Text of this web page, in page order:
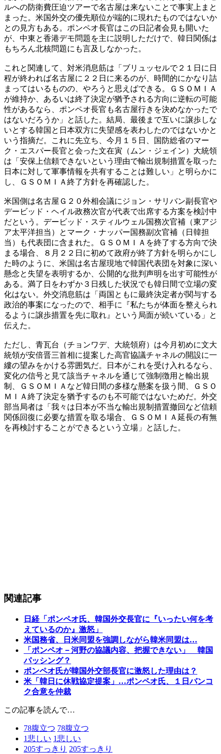
ルへの防衛費圧迫ツアーで名古屋は来ないことで事実上まと
まった。米国外交の優先順位が端的に現れたものではないか
との見方もある。ポンペオ長官はこの日記者会見も開いた
が、中東と香港デモ問題を主に説明しただけで、韓日関係は
もちろん北核問題にも言及しなかった。
これと関連して、対米消息筋は「ブリュッセルで２１日に日
程が終われば名古屋に２２日に来るのが、時間的にかなり詰
まってはいるものの、やろうと思えばできる。ＧＳＯＭＩＡ
が維持か、あるいは終了決定が猶予される方向に逆転の可能
性があるなら、ポンペオ長官も名古屋行きを決めなかったで
はないだろうか」と話した。結局、最後まで互いに譲歩しな
いとする韓国と日本双方に失望感を表わしたのではないかと
いう指摘だ。これに先立ち、今月１５日、国防総省のマー
ク・エスパー長官と会った文在寅（ムン・ジェイン）大統領
は「安保上信頼できないという理由で輸出規制措置を取った
日本に対して軍事情報を共有することは難しい」と明らかに
し、ＧＳＯＭＩＡ終了方針を再確認した。
米国側は名古屋Ｇ２０外相会議にジョン・サリバン副長官や
デービッド・ヘイル政務次官が代表で出席する方案を検討中
だという。デービッド・スティルウェル国務次官補（東アジ
ア太平洋担当）とマーク・ナッパー国務副次官補（日韓担
当）も代表団に含まれた。ＧＳＯＭＩＡを終了する方向で決
まる場合、８月２２日に初めて政府が終了方針を明らかにし
た時のように、米国は名古屋現地で韓国代表団を対象に深い
懸念と失望を表明するか、公開的な批判声明を出す可能性が
ある。満了日をわずか３日残した状況でも韓日間で立場の変
化はない。外交消息筋は「両国ともに最終決定者が関与する
政治的事案になったので、相手に『私たちが体面を整えられ
るように譲歩措置を先に取れ』という局面が続いている」と
伝えた。
ただし、青瓦台（チョンワデ、大統領府）は今月初めに文大
統領が安倍晋三首相に提案した高官協議チャネルの開設に一
縷の望みをかける雰囲気だ。日本がこれを受け入れるなら、
変化の信号と見て該当チャネルを通じて強制徴用と輸出規
制、ＧＳＯＭＩＡなど韓日間の多様な懸案を扱う間、ＧＳＯ
ＭＩＡ終了決定を猶予するのも不可能ではないためだ。外交
部当局者は「我々は日本が不当な輸出規制措置撤回など信頼
関係回復に必要な措置を取る場合、ＧＳＯＭＩＡ延長の有無
を再検討することができるという立場」と話した。
関連記事
日経「ポンペオ氏、韓国外交長官に『いったい何を考
えているのか』激怒」
米国務省、日米同盟を強調しながら韓米同盟は…
「ポンペオ－河野の協議内容、把握できない」 韓国
パッシング？
ポンペオ氏が韓国外交部長官に激怒した理由は？
米「韓日に休戦協定提案」…ポンペオ氏、１日バンコ
ク合意を仲裁
この記事を読んで…
78腹立つ 78腹立つ
1悲しい 1悲しい
205すっきり 205すっきり